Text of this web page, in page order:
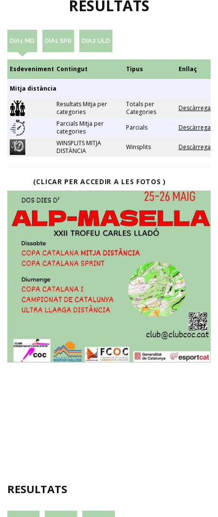
RESULTATS
DIA1 MD DIA1 SPR DIA2 ULD
Esdeveniment Contingut Tipus Enllaç
Mitja distància
Resultats Mitja per
categories
Totals per
Categories
Descàrrega
Parcials Mitja per
categories
Parcials
Descàrrega
WINSPLITS MITJA
DISTÀNCIA
Winsplits Descàrrega
(CLICAR PER ACCEDIR A LES FOTOS )
RESULTATS